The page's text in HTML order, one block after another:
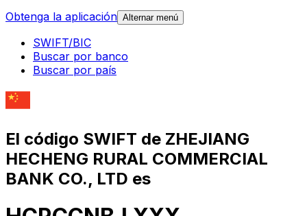
Obtenga la aplicación Alternar menú
SWIFT/BIC
Buscar por banco
Buscar por país
El código SWIFT de ZHEJIANG
HECHENG RURAL COMMERCIAL
BANK CO., LTD es